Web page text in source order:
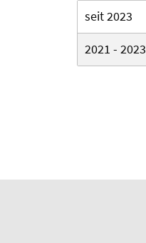
seit 2023
2021 - 2023